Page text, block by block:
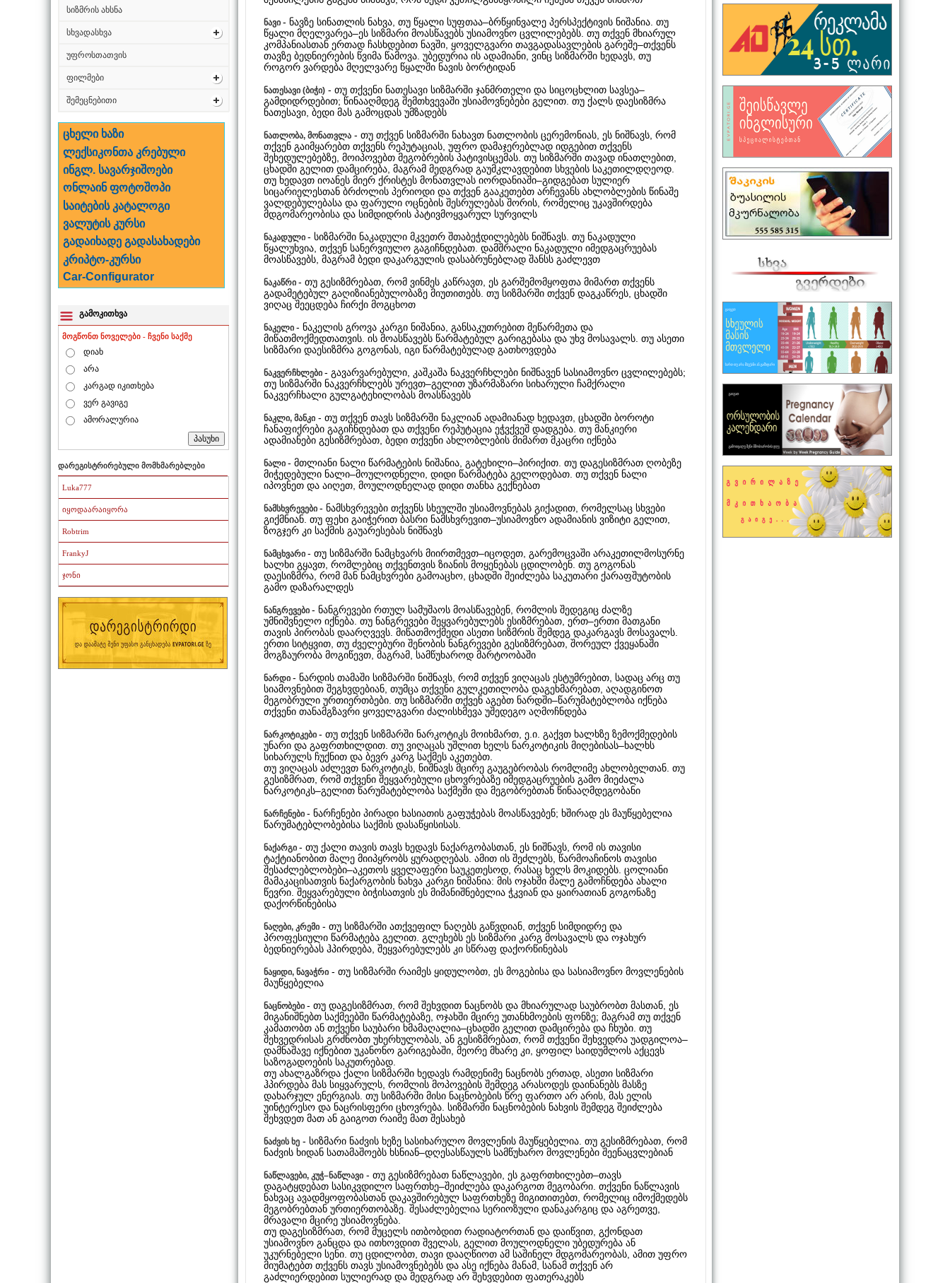
სიზმრის ახსნა
სხვადასხვა
უფროსთათვის
ფილმები
შემეცნებითი
ცხელი ხაზი
ლექსიკონთა კრებული
ინგლ. სავარჯიშოები
ონლაინ ფოტოშოპი
საიტების კატალოგი
ვალუტის კურსი
გადაიხადე გადასახადები
კრიპტო-კურსი
Car-Configurator
გამოკითხვა
მოგწონთ ნოველები - ჩვენი საქმე
დიახ
არა
კარგად იკითხება
ვერ გავიგე
ამორალურია
დარეგისტრირებული მომხმარებლები
Luka777
იყოდაარაიყორა
Robtrim
FrankyJ
ჯონი
ნავი - ნავზე სინათლის ნახვა, თუ წყალი სუფთაა–ბრწყინვალე პერსპექტივის ნიშანია. თუ
წყალი მღელვარეა–ეს სიზმარი მოასწავებს უსიამოვნო ცვლილებებს. თუ თქვენ მხიარულ
კომპანიასთან ერთად ჩასხდებით ნავში, ყოველგვარი თავგადასავლების გარეშე–თქვენს
თავზე ბედნიერების წვიმა წამოვა. უბედურია ის ადამიანი, ვინც სიზმარში ხედავს, თუ
როგორ ვარდება მღელვარე წყალში ნავის ბორტიდან
ნათესავი (ბიჭი) - თუ თქვენი ნათესავი სიზმარში ჯანმრთელი და სიცოცხლით სავსეა–
გამდიდრდებით; წინააღმდეგ შემთხვევაში უსიამოვნებები გელით. თუ ქალს დაესიზმრა
ნათესავი, ბედი მას გამოცდას უმზადებს
ნათლობა, მონათვლა - თუ თქვენ სიზმარში ნახავთ ნათლობის ცერემონიას, ეს ნიშნავს, რომ
თქვენ გაიმყარებთ თქვენს რეპუტაციას, უფრო დამაჯერებლად იდგებით თქვენს
შეხედულებებზე, მოიპოვებთ მეგობრების პატივისცემას. თუ სიზმარში თავად ინათლებით,
ცხადში გელით დამცირება, მაგრამ მედგრად გაუმკლავდებით სხვების საკეთილდღეოდ.
თუ ხედავთ იოანეს მიერ ქრისტეს მონათვლას იორდანიაში–გიდგებათ სულიერ
სიცარიელესთან ბრძოლის პერიოდი და თქვენ გააკეთებთ არჩევანს ახლობლების წინაშე
ვალდებულებასა და ფარული ოცნების შესრულებას შორის, რომელიც უკავშირდება
მდგომარეობისა და სიმდიდრის პატივმოყვარულ სურვილს
ნაკადული - სიზმარში ნაკადული მკვეთრ შთაბეჭდილებებს ნიშნავს. თუ ნაკადული
წყალუხვია, თქვენ სანერვიულო გაგიჩნდებათ. დამშრალი ნაკადული იმედგაცრუებას
მოასწავებს, მაგრამ ბედი დაკარგულის დასაბრუნებლად შანსს გაძლევთ
ნაკაწრი - თუ გესიზმრებათ, რომ ვინმეს კაწრავთ, ეს გარშემომყოფთა მიმართ თქვენს
გადამეტებულ გაღიზიანებულობაზე მიუთითებს. თუ სიზმარში თქვენ დაგკაწრეს, ცხადში
ვიღაც შეეცდება ჩირქი მოგცხოთ
ნაკელი - ნაკელის გროვა კარგი ნიშანია, განსაკუთრებით მეწარმეთა და
მიწათმოქმედთათვის. ის მოასწავებს წარმატებულ გარიგებასა და უხვ მოსავალს. თუ ასეთი
სიზმარი დაესიზმრა გოგონას, იგი წარმატებულად გათხოვდება
ნაკვერჩხლები - გავარვარებული, კაშკაშა ნაკვერჩხლები ნიშნავენ სასიამოვნო ცვლილებებს;
თუ სიზმარში ნაკვერჩხლებს ურევთ–გელით უზარმაზარი სიხარული ჩამქრალი
ნაკვერჩხალი გულგატეხილობას მოასწავებს
ნაკლი, მანკი - თუ თქვენ თავს სიზმარში ნაკლიან ადამიანად ხედავთ, ცხადში ბოროტი
ჩანაფიქრები გაგიჩნდებათ და თქვენი რეპუტაცია ეჭვქვეშ დადგება. თუ მანკიერი
ადამიანები გესიზმრებათ, ბედი თქვენი ახლობლების მიმართ მკაცრი იქნება
ნალი - მთლიანი ნალი წარმატების ნიშანია, გატეხილი–პირიქით. თუ დაგესიზმრათ ღობეზე
მიჭედებული ნალი–მოულოდნელი, დიდი წარმატება გელოდებათ. თუ თქვენ ნალი
იპოვნეთ და აიღეთ, მოულოდნელად დიდი თანხა გექნებათ
ნამსხვრევები - ნამსხვრევები თქვენს სხეულში უსიამოვნებას გიქადით, რომელსაც სხვები
გიქმნიან. თუ ფეხი გაიჭერით ბასრი ნამსხვრევით–უსიამოვნო ადამიანის ვიზიტი გელით,
ზოგჯერ კი საქმის გაუარესებას ნიშნავს
ნამცხვარი - თუ სიზმარში ნამცხვარს მიირთმევთ–იცოდეთ, გარემოცვაში არაკეთილმოსურნე
ხალხი გყავთ, რომლებიც თქვენთვის ზიანის მოყენებას ცდილობენ. თუ გოგონას
დაესიზმრა, რომ მან ნამცხვრები გამოაცხო, ცხადში შეიძლება საკუთარი ქარაფშუტობის
გამო დაზარალდეს
ნანგრევები - ნანგრევები რთულ სამუშაოს მოასწავებენ, რომლის შედეგიც ძალზე
უმნიშვნელო იქნება. თუ ნანგრევები შეყვარებულებს ესიზმრებათ, ერთ–ერთი მათგანი
თავის პირობას დაარღვევს. მიწათმოქმედი ასეთი სიზმრის შემდეგ დაკარგავს მოსავალს.
ერთი სიტყვით, თუ ძველებური შენობის ნანგრევები გესიზმრებათ, შორეულ ქვეყანაში
მოგზაურობა მოგიწევთ, მაგრამ, სამწუხაროდ მარტოობაში
ნარდი - ნარდის თამაში სიზმარში ნიშნავს, რომ თქვენ ვიღაცას ესტუმრებით, სადაც არც თუ
სიამოვნებით შეგხვდებიან, თუმცა თქვენი გულკეთილობა დაგეხმარებათ, აღადგინოთ
მეგობრული ურთიერთბები. თუ სიზმარში თქვენ აგებთ ნარდში–წარუმატებლობა იქნება
თქვენი თანამგზავრი ყოველგვარი ძალისხმევა უშედეგო აღმოჩნდება
ნარკოტიკები - თუ თქვენ სიზმარში ნარკოტიკს მოიხმართ, ე.ი. გაქვთ ხალხზე ზემოქმედების
უნარი და გაფრთხილდით. თუ ვიღაცას უშლით ხელს ნარკოტიკის მიღებისას–ხალხს
სიხარულს ჩუქნით და ბევრ კარგ საქმეს აკეთებთ.
თუ ვიღაცას აძლევთ ნარკოტიკს, ნიშნავს მცირე გაუგებრობას რომლიმე ახლობელთან. თუ
გესიზმრათ, რომ თქვენი შეყვარებული ცხოვრებაზე იმედგაცრუების გამო მიეძალა
ნარკოტიკს–გელით წარუმატებლობა საქმეში და მეგობრებთან წინააღმდეგობანი
ნარჩენები - ნარჩენები პირადი ხასიათის გაფუჭებას მოასწავებენ; ხშირად ეს მაუწყებელია
წარუმატებლობებისა საქმის დასაწყისისას.
ნაქარგი - თუ ქალი თავის თავს ხედავს ნაქარგობასთან, ეს ნიშნავს, რომ ის თავისი
ტაქტიანობით მალე მიიპყრობს ყურადღებას. ამით ის შეძლებს, წარმოაჩინოს თავისი
შესაძლებლობები–აკეთოს ყველაფერი საუკეთესოდ, რასაც ხელს მოკიდებს. ცოლიანი
მამაკაცისათვის ნაქარგობის ნახვა კარგი ნიშანია: მის ოჯახში მალე გამოჩნდება ახალი
წევრი. შეყვარებული ბიჭისათვის ეს მიმანიშნებელია ჭკვიან და ყაირათიან გოგონაზე
დაქორწინებისა
ნაღები, კრემი - თუ სიზმარში ათქვეფილ ნაღებს გაწვდიან, თქვენ სიმდიდრე და
პროფესიული წარმატება გელით. გლეხებს ეს სიზმარი კარგ მოსავალს და ოჯახურ
ბედნიერებას ჰპირდება, შეყვარებულებს კი სწრაფ დაქორწინებას
ნაყიდი, ნავაჭრი - თუ სიზმარში რაიმეს ყიდულობთ, ეს მოგებისა და სასიამოვნო მოვლენების
მაუწყებელია
ნაცნობები - თუ დაგესიზმრათ, რომ შეხვდით ნაცნობს და მხიარულად საუბრობთ მასთან, ეს
მიგანიშნებთ საქმეებში წარმატებაზე, ოჯახში მცირე უთანხმოების ფონზე; მაგრამ თუ თქვენ
კამათობთ ან თქვენი საუბარი ხმამაღალია–ცხადში გელით დამცირება და ჩხუბი. თუ
შეხვედრისას გრძნობთ უხერხულობას, ან გესიზმრებათ, რომ თქვენი შეხვედრა უადგილოა–
დამნაშავე იქნებით უკანონო გარიგებაში, მეორე მხარე კი, ყოფილ საიდუმლოს აქცევს
საზოგადოების საკუთრებად.
თუ ახალგაზრდა ქალი სიზმარში ხედავს რამდენიმე ნაცნობს ერთად, ასეთი სიზმარი
ჰპირდება მას სიყვარულს, რომლის მოპოვების შემდეგ არასოდეს დაინანებს მასზე
დახარჯულ ენერგიას. თუ სიზმარში მისი ნაცნობების წრე ფართო არ არის, მას ელის
უინტერესო და ნაცრისფერი ცხოვრება. სიზმარში ნაცნობების ნახვის შემდეგ შეიძლება
შეხვდეთ მათ ან გაიგოთ რაიმე მათ შესახებ
ნაძვის ხე - სიზმარი ნაძვის ხეზე სასიხარულო მოვლენის მაუწყებელია. თუ გესიზმრებათ, რომ
ნაძვის ხიდან სათამაშოებს ხსნიან–დღესასწაულს სამწუხარო მოვლენები შეენაცვლებიან
ნაწლავები, კუჭ–ნაწლავი - თუ გესიზმრებათ ნაწლავები, ეს გაფრთხილებთ–თავს
დაგატყდებათ სასიკვდილო საფრთხე–შეიძლება დაკარგოთ მეგობარი. თქვენი ნაწლავის
ნახვაც ავადმყოფობასთან დაკავშირებულ საფრთხეზე მიგითითებთ, რომელიც იმოქმედებს
მეგობრებთან ურთიერთობაზე. შესაძლებელია სერიოზული დანაკარგიც და აგრეთვე,
მრავალი მცირე უსიამოვნება.
თუ დაგესიზმრათ, რომ მუცელს ითბობდით რადიატორთან და დაიწვით, გქონდათ
უსიამოვნო განცდა და ითხოვდით შველას, გელით მოულოდნელი უბედურება ან
უკურნებელი სენი. თუ ცდილობთ, თავი დააღწიოთ ამ საშინელ მდგომარეობას, ამით უფრო
მიუმატებთ თქვენს თავს უსიამოვნებებს და ასე იქნება მანამ, სანამ თქვენ არ
გაძლიერდებით სულიერად და მედგრად არ შეხვდებით ფათერაკებს